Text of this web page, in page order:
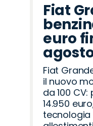
Fiat
euro
Fiat
il nuovo
da 100
14.950